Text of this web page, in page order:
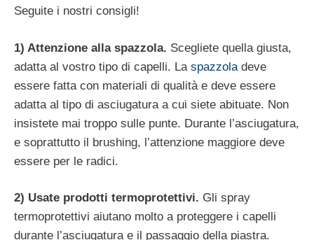
Seguite i nostri consigli!
1) Attenzione alla spazzola. Scegliete quella giusta,
adatta al vostro tipo di capelli. La spazzoladeve
essere fatta con materiali di qualità e deve essere
adatta al tipo di asciugatura a cui siete abituate. Non
insistete mai troppo sulle punte. Durante l’asciugatura,
e soprattutto il brushing, l’attenzione maggiore deve
essere per le radici.
2) Usate prodotti termoprotettivi. Gli spray
termoprotettivi aiutano molto a proteggere i capelli
durante l’asciugatura e il passaggio della piastra.